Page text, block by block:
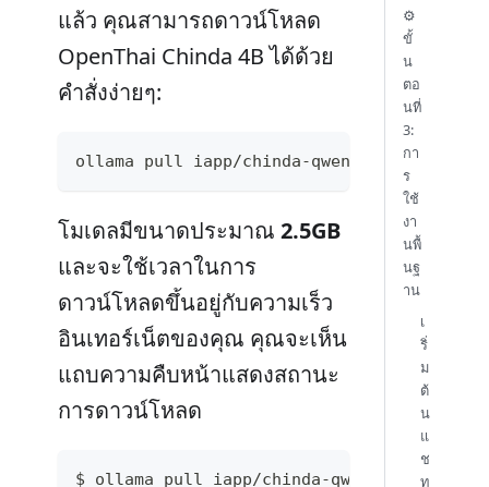
แล้ว คุณสามารถดาวน์โหลด
OpenThai Chinda 4B ได้ด้วย
คำสั่งง่ายๆ:
ollama pull iapp/chinda-qwen3-4b
โมเดลมีขนาดประมาณ2.5GB
และจะใช้เวลาในการ
ดาวน์โหลดขึ้นอยู่กับความเร็ว
อินเทอร์เน็ตของคุณ คุณจะเห็น
แถบความคืบหน้าแสดงสถานะ
การดาวน์โหลด
$ ollama pull iapp/chinda-qwen3-4b
⚙️
ขั้
น
ตอ
นที่
3:
กา
ร
ใช้
งา
นพื้
นฐ
าน
เ
ริ่
ม
ต้
น
แ
ช
ท